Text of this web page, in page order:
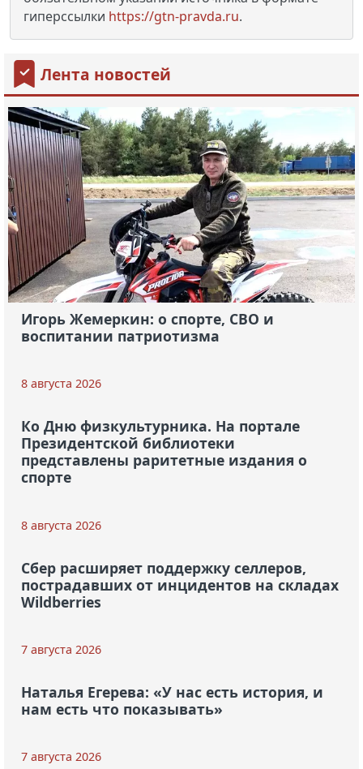
гиперссылки https://gtn-pravda.ru.
Лента новостей
Игорь Жемеркин: о спорте, СВО и
воспитании патриотизма
8 августа 2026
Ко Дню физкультурника. На портале
Президентской библиотеки
представлены раритетные издания о
спорте
8 августа 2026
Сбер расширяет поддержку селлеров,
пострадавших от инцидентов на складах
Wildberries
7 августа 2026
Наталья Егерева: «У нас есть история, и
нам есть что показывать»
7 августа 2026